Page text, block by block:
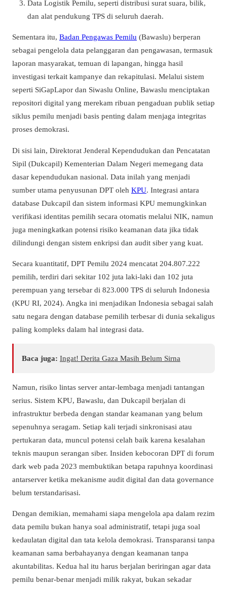
Data Logistik Pemilu, seperti distribusi surat suara, bilik,
dan alat pendukung TPS di seluruh daerah.
Sementara itu, Badan Pengawas Pemilu (Bawaslu) berperan
sebagai pengelola data pelanggaran dan pengawasan, termasuk
laporan masyarakat, temuan di lapangan, hingga hasil
investigasi terkait kampanye dan rekapitulasi. Melalui sistem
seperti SiGapLapor dan Siwaslu Online, Bawaslu menciptakan
repositori digital yang merekam ribuan pengaduan publik setiap
siklus pemilu menjadi basis penting dalam menjaga integritas
proses demokrasi.
Di sisi lain, Direktorat Jenderal Kependudukan dan Pencatatan
Sipil (Dukcapil) Kementerian Dalam Negeri memegang data
dasar kependudukan nasional. Data inilah yang menjadi
sumber utama penyusunan DPT oleh KPU. Integrasi antara
database Dukcapil dan sistem informasi KPU memungkinkan
verifikasi identitas pemilih secara otomatis melalui NIK, namun
juga meningkatkan potensi risiko keamanan data jika tidak
dilindungi dengan sistem enkripsi dan audit siber yang kuat.
Secara kuantitatif, DPT Pemilu 2024 mencatat 204.807.222
pemilih, terdiri dari sekitar 102 juta laki-laki dan 102 juta
perempuan yang tersebar di 823.000 TPS di seluruh Indonesia
(KPU RI, 2024). Angka ini menjadikan Indonesia sebagai salah
satu negara dengan database pemilih terbesar di dunia sekaligus
paling kompleks dalam hal integrasi data.
Baca juga: Ingat! Derita Gaza Masih Belum Sirna
Namun, risiko lintas server antar-lembaga menjadi tantangan
serius. Sistem KPU, Bawaslu, dan Dukcapil berjalan di
infrastruktur berbeda dengan standar keamanan yang belum
sepenuhnya seragam. Setiap kali terjadi sinkronisasi atau
pertukaran data, muncul potensi celah baik karena kesalahan
teknis maupun serangan siber. Insiden kebocoran DPT di forum
dark web pada 2023 membuktikan betapa rapuhnya koordinasi
antarserver ketika mekanisme audit digital dan data governance
belum terstandarisasi.
Dengan demikian, memahami siapa mengelola apa dalam rezim
data pemilu bukan hanya soal administratif, tetapi juga soal
kedaulatan digital dan tata kelola demokrasi. Transparansi tanpa
keamanan sama berbahayanya dengan keamanan tanpa
akuntabilitas. Kedua hal itu harus berjalan beriringan agar data
pemilu benar-benar menjadi milik rakyat, bukan sekadar